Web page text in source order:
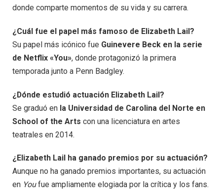
donde comparte momentos de su vida y su carrera.
¿Cuál fue el papel más famoso de Elizabeth Lail?
Su papel más icónico fue Guinevere Beck en la serie
de Netflix «You», donde protagonizó la primera
temporada junto a Penn Badgley.
¿Dónde estudió actuación Elizabeth Lail?
Se graduó en la Universidad de Carolina del Norte en
School of the Arts con una licenciatura en artes
teatrales en 2014.
¿Elizabeth Lail ha ganado premios por su actuación?
Aunque no ha ganado premios importantes, su actuación
en Youfue ampliamente elogiada por la crítica y los fans.